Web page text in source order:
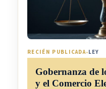
RECIÉN PUBLICADA•LEY
Gobernanza de
y el Comercio